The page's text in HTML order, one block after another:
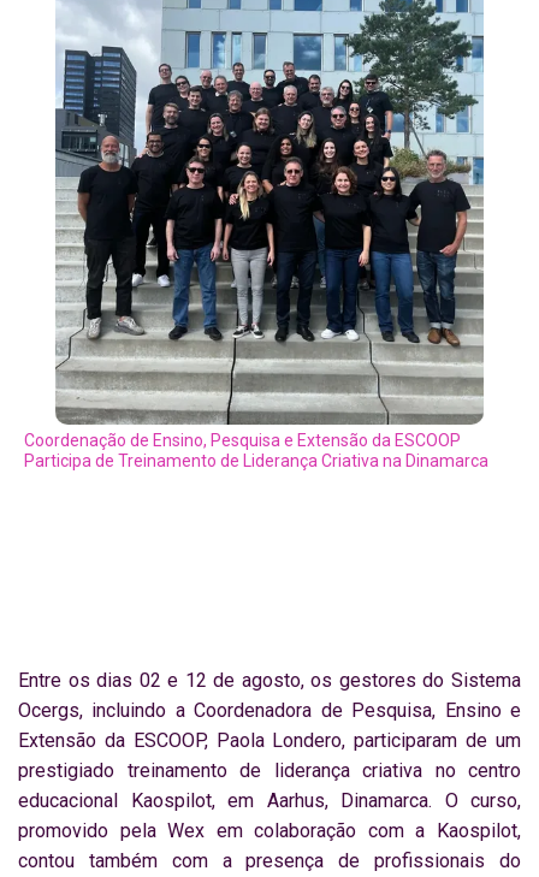
Coordenação de Ensino, Pesquisa e Extensão da ESCOOP
Participa de Treinamento de Liderança Criativa na Dinamarca
Entre os dias 02 e 12 de agosto, os gestores do Sistema
Ocergs, incluindo a Coordenadora de Pesquisa, Ensino e
Extensão da ESCOOP, Paola Londero, participaram de um
prestigiado treinamento de liderança criativa no centro
educacional Kaospilot, em Aarhus, Dinamarca. O curso,
promovido pela Wex em colaboração com a Kaospilot,
contou também com a presença de profissionais do